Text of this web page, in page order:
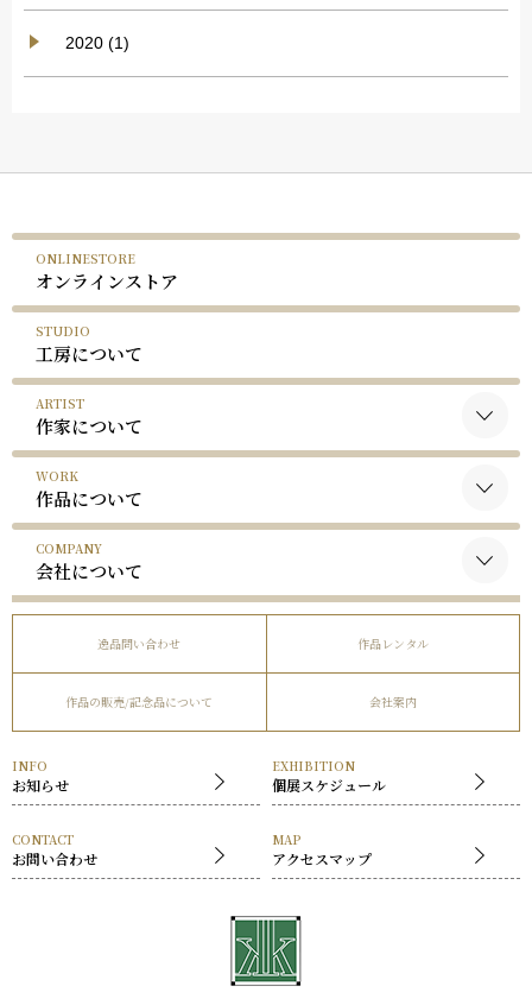
2020 (1)
ONLINESTORE
オンラインストア
STUDIO
工房について
ARTIST
作家について
黒木国昭について
谷口榮について
略歴
受賞歴
WORK
作品について
黒木国昭の作品
谷口榮の作品
COMPANY
会社について
社長挨拶
逸品問い合わせ 作品レンタル
作品の販売/記念品について 会社案内
INFO
お知らせ
EXHIBITION
個展スケジュール
CONTACT
お問い合わせ
MAP
アクセスマップ